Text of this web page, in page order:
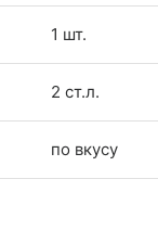
1 шт.
2 ст.л.
по вкусу